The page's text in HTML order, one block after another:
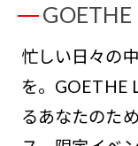
忙しい日々の
を。GOETHE
るあなたのた